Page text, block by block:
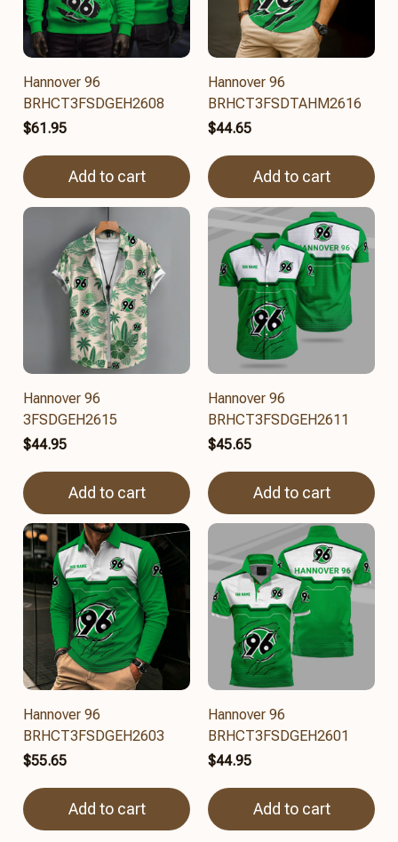
Hannover 96
BRHCT3FSDGEH2608
$61.95
Add to cart
Hannover 96
BRHCT3FSDTAHM2616
$44.65
Add to cart
Hannover 96
3FSDGEH2615
$44.95
Add to cart
Hannover 96
BRHCT3FSDGEH2611
$45.65
Add to cart
Hannover 96
BRHCT3FSDGEH2603
$55.65
Add to cart
Hannover 96
BRHCT3FSDGEH2601
$44.95
Add to cart